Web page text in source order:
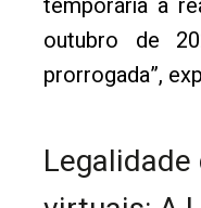
outubro de
prorrogada”,